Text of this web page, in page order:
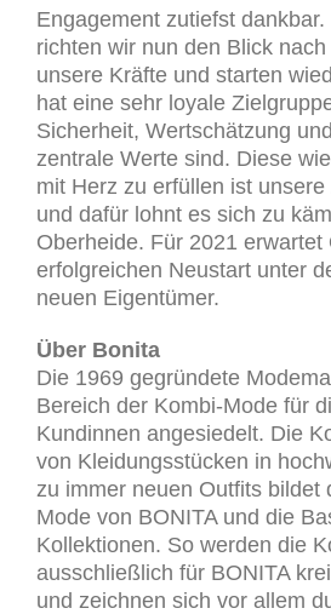
Engagement zutiefst
richten wir nun den Blick
unsere Kräfte und starten
hat eine sehr loyale
Sicherheit, Wertschätzung
zentrale Werte sind. Diese
mit Herz zu erfüllen ist
und dafür lohnt es sich zu
Oberheide. Für 2021 erwartet
erfolgreichen Neustart unter
neuen Eigentümer.
Über Bonita
Die 1969 gegründete
Bereich der Kombi-Mode für
Kundinnen angesiedelt. Die
von Kleidungsstücken in
zu immer neuen Outfits bildet
Mode von BONITA und die
Kollektionen. So werden die
ausschließlich für BONITA
und zeichnen sich vor allem